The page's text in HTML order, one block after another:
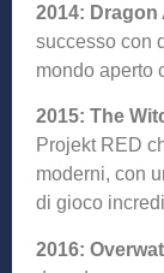
2014:
successo con
mondo aperto
2015: The
Projekt RED
moderni, con
di gioco
2016: